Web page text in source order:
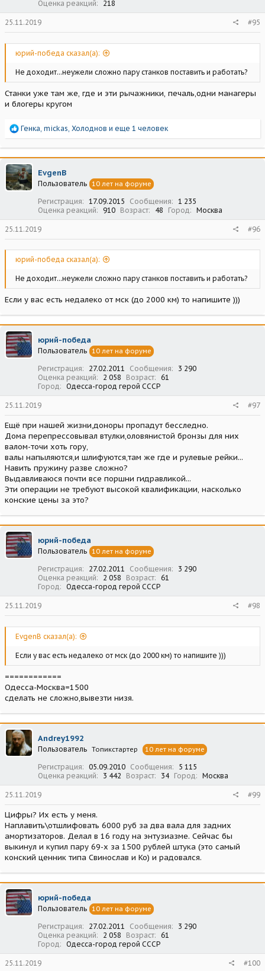
Оценка реакций 218
25.11.2019 #95
юрий-победа сказал(а):
Не доходит...неужели сложно пару станков поставить и работать?
Станки уже там же, где и эти рычажники, печаль,одни манагеры
и блогеры кругом
Р
а
к
ц
и
и
Генка mickas Холоднов и еще 1 человек
EvgenB
Пользователь 10 лет на форуме
Регистрация 17.09.2015 Сообщения
1 235
Оценка реакций
910 Возраст 48 Город Москва
25.11.2019 #96
юрий-победа сказал(а):
Не доходит...неужели сложно пару станков поставить и работать?
Если у вас есть недалеко от мск (до 2000 км) то напишите )))
юрий-победа
Пользователь 10 лет на форуме
Регистрация 27.02.2011 Сообщения
3 290
Оценка реакций
2 058 Возраст
61
Город
Одесса-город герой СССР
25.11.2019 #97
Ещё при нашей жизни,доноры пропадут бесследно.
Дома перепрессовывал втулки,оловянистой бронзы для них
валом-точи хоть гору,
валы напыляются,и шлифуются,там же где и рулевые рейки...
Навить пружину разве сложно?
Выдавливаюся почти все поршни гидравликой...
Эти операции не требуют высокой квалификации, насколько
конские цены за это?
юрий-победа
Пользователь 10 лет на форуме
Регистрация 27.02.2011 Сообщения
3 290
Оценка реакций
2 058 Возраст
61
Город
Одесса-город герой СССР
25.11.2019 #98
EvgenB сказал(а):
Если у вас есть недалеко от мск (до 2000 км) то напишите )))
============
Одесса-Москва=1500
сделать не сложно,вывезти низя.
Andrey1992
Пользователь Топикстартер 10 лет на форуме
Регистрация 05.09.2010 Сообщения
5 115
Оценка реакций
3 442 Возраст 34 Город Москва
25.11.2019 #99
Цифры? Их есть у меня.
Наплавить\отшлифовать 6000 руб за два вала для задних
амортизаторов. Делал в 16 году на энтузиазме. Сейчас бы
выкинул и купил пару 69-х за 1500 рублей штука (это самый
конский ценник типа Свинослав и Ко) и радовался.
юрий-победа
Пользователь 10 лет на форуме
Регистрация 27.02.2011 Сообщения
3 290
Оценка реакций
2 058 Возраст
61
Город
Одесса-город герой СССР
25.11.2019 #100